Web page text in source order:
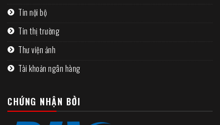
Tin nội bộ
Tin thị trường
Thư viện ảnh
Tài khoản ngân hàng
CHỨNG NHẬN BỞI